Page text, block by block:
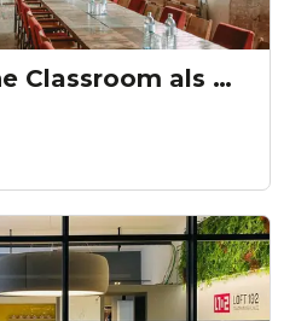
Fabrik 23 - The Classroom als Meetingraum